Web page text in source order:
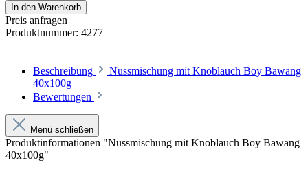
In den Warenkorb
Preis anfragen
Produktnummer: 4277
Beschreibung
Nussmischung mit Knoblauch Boy Bawang
40x100g
Bewertungen
Menü schließen
Produktinformationen "Nussmischung mit Knoblauch Boy Bawang
40x100g"